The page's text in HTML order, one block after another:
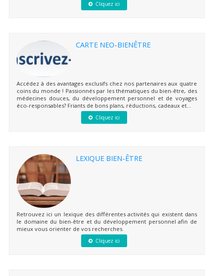
Cliquez ici
CARTE NEO-BIENÊTRE
Accédez à des avantages exclusifs chez nos partenaires aux quatre
coins du monde ! Passionnés par les thématiques du bien-être, des
médecines douces, du développement personnel et de voyages
éco-responsables? Friants de bons plans, réductions, cadeaux et...
Cliquez ici
LEXIQUE BIEN-ÊTRE
Retrouvez ici un lexique des différentes activités qui existent dans
le domaine du bien-être et du développement personnel afin de
mieux vous orienter de vos recherches.
Cliquez ici